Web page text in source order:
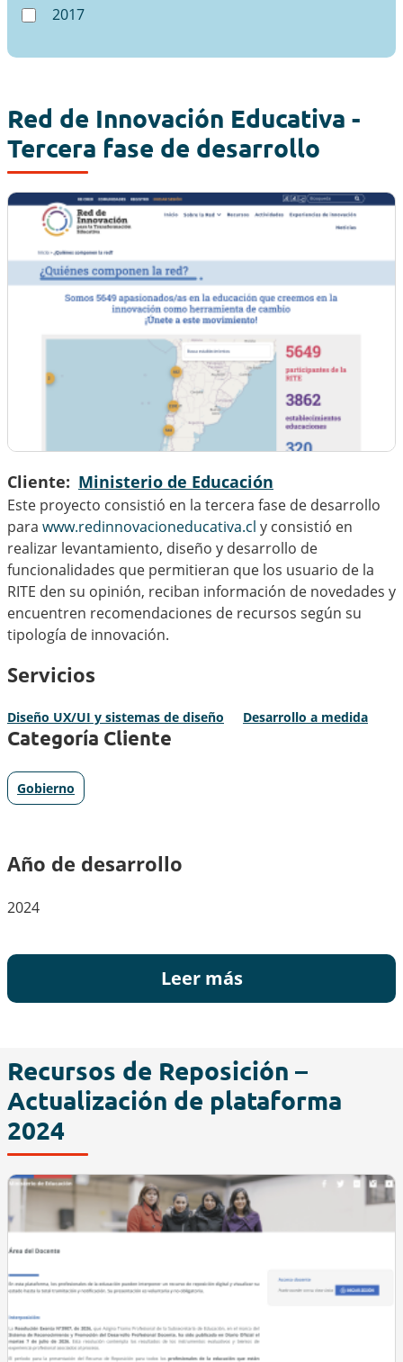
2017
Red de Innovación Educativa -
Tercera fase de desarrollo
Cliente Ministerio de Educación
Este proyecto consistió en la tercera fase de desarrollo
para www.redinnovacioneducativa.cl y consistió en
realizar levantamiento, diseño y desarrollo de
funcionalidades que permitieran que los usuario de la
RITE den su opinión, reciban información de novedades y
encuentren recomendaciones de recursos según su
tipología de innovación.
Servicios
Diseño UX/UI y sistemas de diseño Desarrollo a medida
Categoría Cliente
Gobierno
Año de desarrollo
2024
Leer más
Recursos de Reposición –
Actualización de plataforma
2024